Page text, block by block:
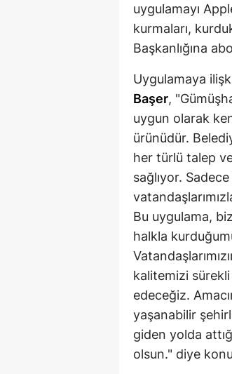
uygulamayı
kurmaları,
Başkanlığına
Uygulamaya
Başer,
uygun olarak
ürünüdür.
her türlü talep
sağlıyor.
Bu uygulama,
halkla
kalitemizi sürekli
edeceğiz.
yaşanabilir
giden yolda
olsun." diye